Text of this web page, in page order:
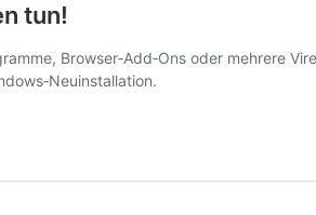
tun!
Browser‑Add‑Ons oder mehrere